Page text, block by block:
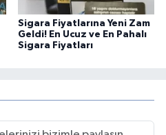
Sigara Fiyatlarına Yeni Zam
Geldi! En Ucuz ve En Pahalı
Sigara Fiyatları